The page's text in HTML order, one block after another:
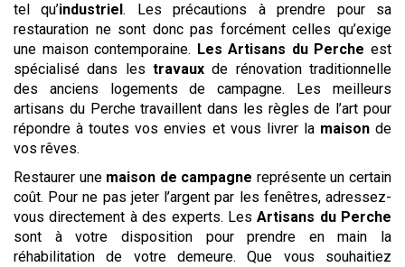
tel qu’industriel. Les précautions à prendre pour sa
restauration ne sont donc pas forcément celles qu’exige
une maison contemporaine. Les Artisans du Perche est
spécialisé dans les travaux de rénovation traditionnelle
des anciens logements de campagne. Les meilleurs
artisans du Perche travaillent dans les règles de l’art pour
répondre à toutes vos envies et vous livrer la maisonde
vos rêves.
Restaurer une maison de campagne représente un certain
coût. Pour ne pas jeter l’argent par les fenêtres, adressez-
vous directement à des experts. LesArtisans du Perche
sont à votre disposition pour prendre en main la
réhabilitation de votre demeure. Que vous souhaitiez